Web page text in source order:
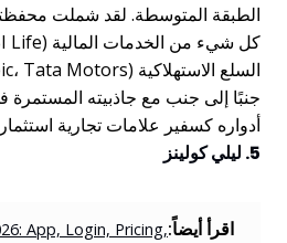
الطبقة المتوسطة. لقد شملت
جنبًا إلى جنب مع جاذبيته المستمرة
أدواره كسفير علامات تجارية
5. ليلي كولينز
اقرأ أيضاً:App, Login, Pricing,